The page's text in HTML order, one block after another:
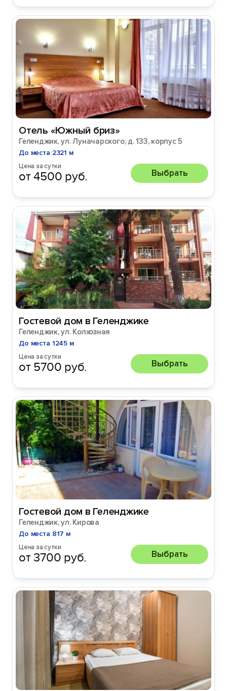
Отель «Южный бриз»
Геленджик, ул. Луначарского, д. 133, корпус 5
До места 2321 м
Цена за сутки
от 4500 руб. Выбрать
Гостевой дом в Геленджике
Геленджик, ул. Колхозная
До места 1245 м
Цена за сутки
от 5700 руб. Выбрать
Гостевой дом в Геленджике
Геленджик, ул. Кирова
До места 817 м
Цена за сутки
от 3700 руб. Выбрать